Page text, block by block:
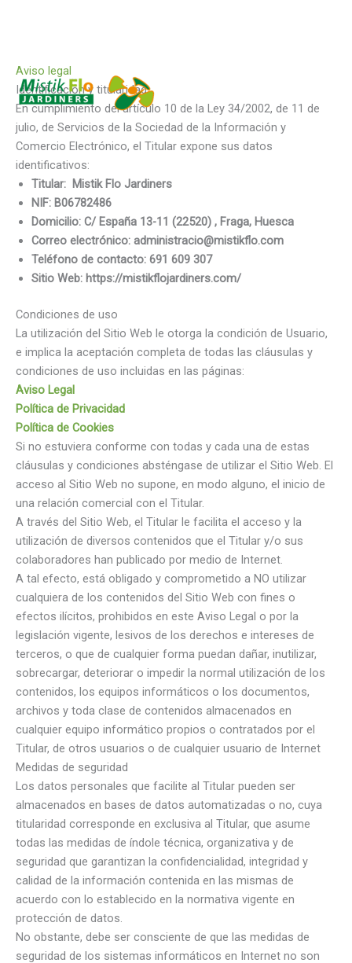
contenido
Aviso legal
Identificación y titularidad
En cumplimiento del artículo 10 de la Ley 34/2002, de 11 de
julio, de Servicios de la Sociedad de la Información y
Comercio Electrónico, el Titular expone sus datos
identificativos:
Titular: Mistik Flo Jardiners
NIF: B06782486
Domicilio: C/ España 13-11 (22520) , Fraga, Huesca
Correo electrónico: administracio@mistikflo.com
Teléfono de contacto: 691 609 307
Sitio Web: https://mistikflojardiners.com/
Condiciones de uso
La utilización del Sitio Web le otorga la condición de Usuario,
e implica la aceptación completa de todas las cláusulas y
condiciones de uso incluidas en las páginas:
Aviso Legal
Política de Privacidad
Política de Cookies
Si no estuviera conforme con todas y cada una de estas
cláusulas y condiciones absténgase de utilizar el Sitio Web. El
acceso al Sitio Web no supone, en modo alguno, el inicio de
una relación comercial con el Titular.
A través del Sitio Web, el Titular le facilita el acceso y la
utilización de diversos contenidos que el Titular y/o sus
colaboradores han publicado por medio de Internet.
A tal efecto, está obligado y comprometido a NO utilizar
cualquiera de los contenidos del Sitio Web con fines o
efectos ilícitos, prohibidos en este Aviso Legal o por la
legislación vigente, lesivos de los derechos e intereses de
terceros, o que de cualquier forma puedan dañar, inutilizar,
sobrecargar, deteriorar o impedir la normal utilización de los
contenidos, los equipos informáticos o los documentos,
archivos y toda clase de contenidos almacenados en
cualquier equipo informático propios o contratados por el
Titular, de otros usuarios o de cualquier usuario de Internet
Medidas de seguridad
Los datos personales que facilite al Titular pueden ser
almacenados en bases de datos automatizadas o no, cuya
titularidad corresponde en exclusiva al Titular, que asume
todas las medidas de índole técnica, organizativa y de
seguridad que garantizan la confidencialidad, integridad y
calidad de la información contenida en las mismas de
acuerdo con lo establecido en la normativa vigente en
protección de datos.
No obstante, debe ser consciente de que las medidas de
seguridad de los sistemas informáticos en Internet no son